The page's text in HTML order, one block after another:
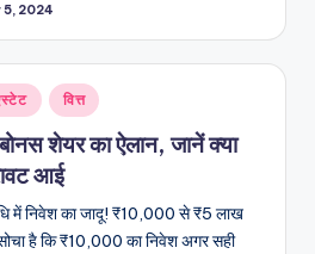
5, 2024
वित्त
शेयर का ऐलान, जानें क्या
आई
में निवेश का जादू! ₹10,000 से ₹5 लाख
है कि ₹10,000 का निवेश अगर सही